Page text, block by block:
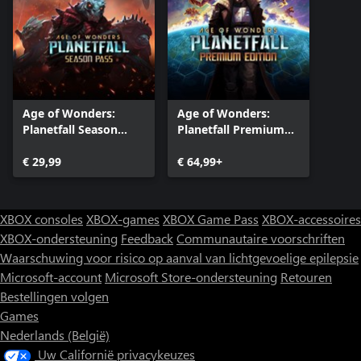
Age of Wonders:
Planetfall Season
€ 29,99
Age of Wonders:
Planetfall Premium
€ 64,99+
XBOX consoles XBOX-games XBOX Game Pass XBOX-accessoires
XBOX-ondersteuning FeedbackCommunautaire voorschriften
Waarschuwing voor risico op aanval van lichtgevoelige epilepsie
Microsoft-account Microsoft Store-ondersteuning Retouren
Bestellingen volgen
Games
Nederlands (België)
Uw Californië privacykeuzes